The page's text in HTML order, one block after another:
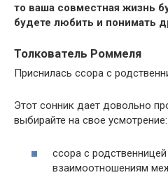
то ваша совместная жизнь
будете любить и понимать
Толкователь Роммеля
Приснилась ссора с
Этот сонник дает довольно
выбирайте на свое усмотрение:
ссора с
взаимоотношениям